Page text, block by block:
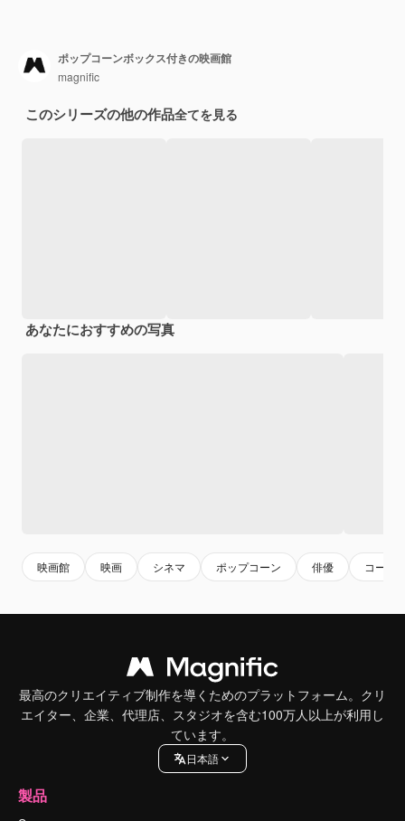
ポップコーンボックス付きの映画館
magnific
このシリーズの他の作品全てを見る
あなたにおすすめの写真
映画館 映画 シネマ ポップコーン 俳優 コーラ
最高のクリエイティブ制作を導くためのプラットフォーム。クリ
エイター、企業、代理店、スタジオを含む100万人以上が利用し
ています。
日本語
製品